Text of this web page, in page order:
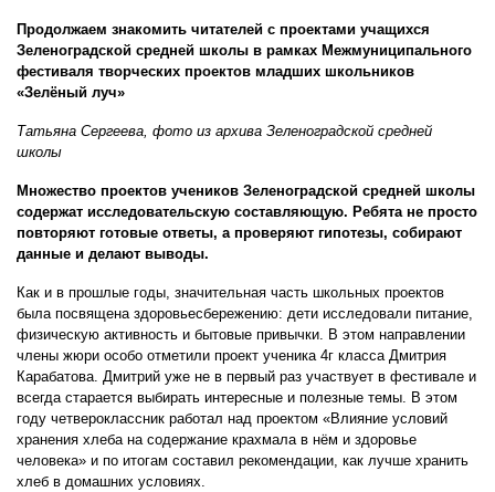
Продолжаем знакомить читателей с проектами учащихся
Зеленоградской средней школы в рамках Межмуниципального
фестиваля творческих проектов младших школьников
«Зелёный луч»
Татьяна Сергеева, фото из архива Зеленоградской средней
школы
Множество проектов учеников Зеленоградской средней школы
содержат исследовательскую составляющую. Ребята не просто
повторяют готовые ответы, а проверяют гипотезы, собирают
данные и делают выводы.
Как и в прошлые годы, значительная часть школьных проектов
была посвящена здоровьесбережению: дети исследовали питание,
физическую активность и бытовые привычки. В этом направлении
члены жюри особо отметили проект ученика 4г класса Дмитрия
Карабатова. Дмитрий уже не в первый раз участвует в фестивале и
всегда старается выбирать интересные и полезные темы. В этом
году четвероклассник работал над проектом «Влияние условий
хранения хлеба на содержание крахмала в нём и здоровье
человека» и по итогам составил рекомендации, как лучше хранить
хлеб в домашних условиях.